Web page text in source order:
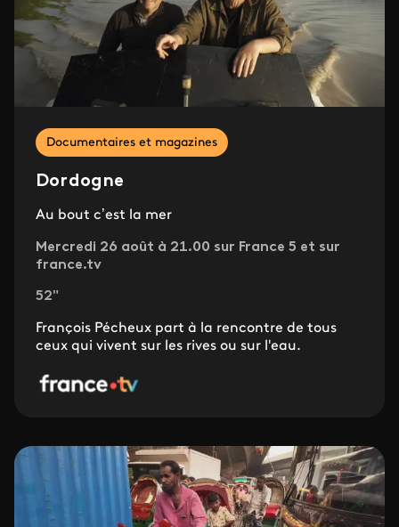
Documentaires et magazines
Dordogne
Au bout c’est la mer
Mercredi 26 août à 21.00 sur France 5 et sur
france.tv
52"
François Pécheux part à la rencontre de tous
ceux qui vivent sur les rives ou sur l'eau.